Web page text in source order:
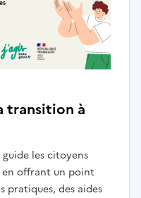
transition à
les citoyens
offrant un point
pratiques, des aides